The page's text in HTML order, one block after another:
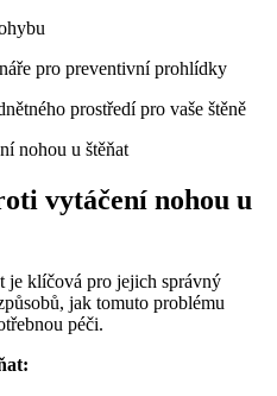
pro preventivní prohlídky
prostředí pro vaše štěně
vytáčení nohou u
je klíčová pro jejich správný
jak tomuto problému
péči.